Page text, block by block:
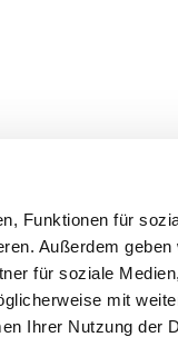
Funktionen für
Außerdem geben
für soziale
mit
Ihrer Nutzung der